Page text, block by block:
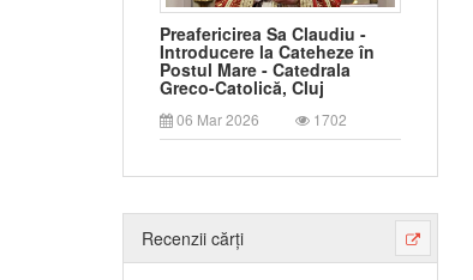
Preafericirea Sa Claudiu -
Introducere la Cateheze în
Postul Mare - Catedrala
Greco-Catolică, Cluj
06 Mar 2026 1702
Recenzii cărți